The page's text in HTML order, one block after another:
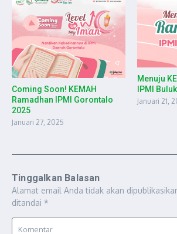
Coming Soon! KEMAH
Ramadhan IPMI Gorontalo
2025
Januari 27, 2025
Menuju
IPMI
Januari 21,
Tinggalkan Balasan
Alamat email Anda tidak akan
ditandai *